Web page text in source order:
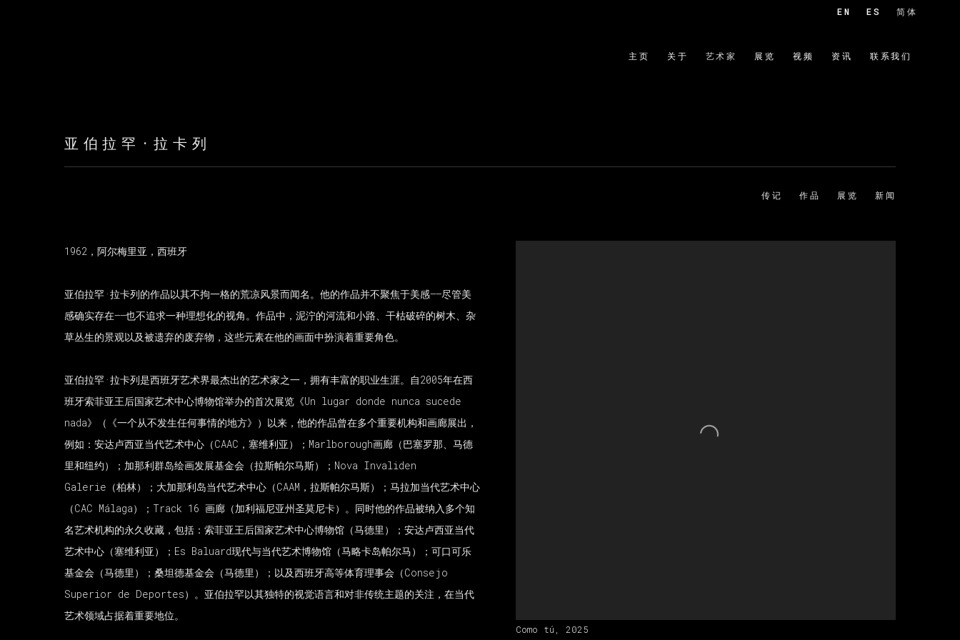
主页 关于 艺术家 展览 视频 资讯 联系我们
EN ES 简体
亚伯拉罕·拉卡列
传记 作品 展览 新闻
Como tú, 2025
1962 ，阿尔梅里亚，西班牙
亚伯拉罕·拉卡列的作品以其不拘一格的荒凉风景而闻名。他的作品并不聚焦于美感——尽管美
感确实存在——也不追求一种理想化的视角。作品中，泥泞的河流和小路、干枯破碎的树木、杂
草丛生的景观以及被遗弃的废弃物，这些元素在他的画面中扮演着重要角色。
亚伯拉罕·拉卡列是西班牙艺术界最杰出的艺术家之一，拥有丰富的职业生涯。自2005年在西
班牙索菲亚王后国家艺术中心博物馆举办的首次展览《Un lugar donde nunca sucede
nada》（《一个从不发生任何事情的地方》）以来，他的作品曾在多个重要机构和画廊展出，
例如：安达卢西亚当代艺术中心（CAAC ，塞维利亚）； Marlborough画廊（巴塞罗那、马德
里和纽约）；加那利群岛绘画发展基金会（拉斯帕尔马斯）； Nova Invaliden
Galerie （柏林）；大加那利岛当代艺术中心（CAAM ，拉斯帕尔马斯）；马拉加当代艺术中心
（CAC Málaga）； Track 16 画廊（加利福尼亚州圣莫尼卡）。同时他的作品被纳入多个知
名艺术机构的永久收藏，包括：索菲亚王后国家艺术中心博物馆（马德里）；安达卢西亚当代
艺术中心（塞维利亚）； Es Baluard现代与当代艺术博物馆（马略卡岛帕尔马）；可口可乐
基金会（马德里）；桑坦德基金会（马德里）；以及西班牙高等体育理事会（Consejo
Superior de Deportes）。亚伯拉罕以其独特的视觉语言和对非传统主题的关注，在当代
艺术领域占据着重要地位。